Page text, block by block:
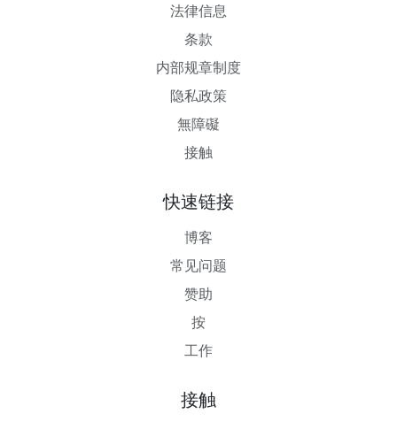
法律信息
条款
内部规章制度
隐私政策
無障礙
接触
快速链接
博客
常见问题
赞助
按
工作
接触